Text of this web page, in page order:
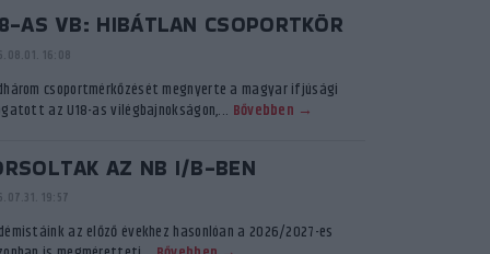
AS VB: HIBÁTLAN CSOPORTKÖR
16:08
csoportmérkőzését megnyerte a magyar ifjúsági
az U18-as vilégbajnokságon,... Bővebben →
AZ NB I/B-BEN
19:57
az előző évekhez hasonlóan a 2026/2027-es